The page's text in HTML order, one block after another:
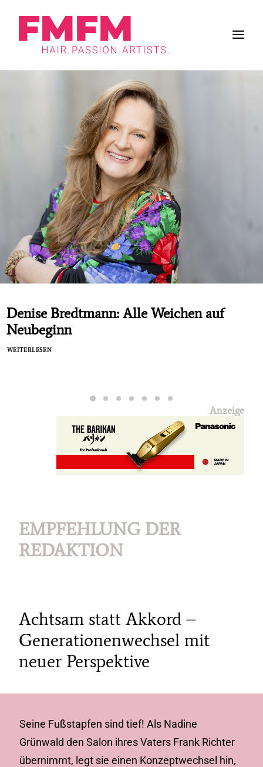
ZUKUNFT DES SALONS
INSPIRATION
WORK & LIFE
BRANCHE
FMFM
SUCHE
Denise Bredtmann: Alle Weichen auf
Neubeginn
WEITERLESEN
Anzeige
EMPFEHLUNG DER
REDAKTION
Achtsam statt Akkord –
Generationenwechsel mit
neuer Perspektive
Seine Fußstapfen sind tief! Als Nadine
Grünwald den Salon ihres Vaters Frank Richter
übernimmt, legt sie einen Konzeptwechsel hin,